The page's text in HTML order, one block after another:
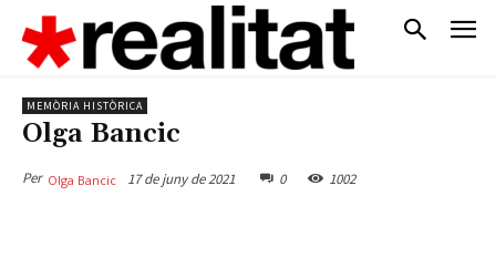
MEMÒRIA HISTÒRICA
Olga Bancic
Per Olga Bancic 17 de juny de 2021 0 1002